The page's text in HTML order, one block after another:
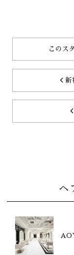
このス
新
ヘ